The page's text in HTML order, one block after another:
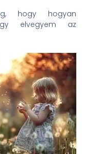
hogy hogyan
elvegyem az